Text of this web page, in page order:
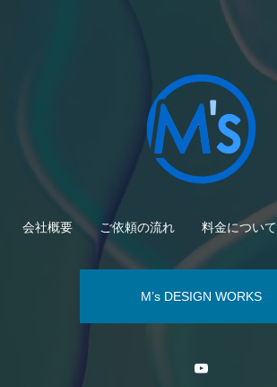
会社概要 ご依頼の流れ 料金について
M’s DESIGN WORKS